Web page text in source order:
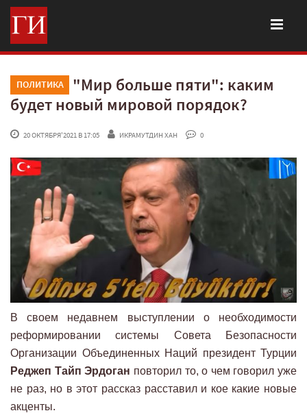
ПОЛИТИКА
"Мир больше пяти": каким
будет новый мировой порядок?
20 ОКТЯБРЯ'2021 В 17:05 ИКРАМУТДИН ХАН 0
В своем недавнем выступлении о необходимости
реформировании системы Совета Безопасности
Организации Объединенных Наций президент Турции
Реджеп Тайп Эрдоган повторил то, о чем говорил уже
не раз, но в этот рассказ расставил и кое какие новые
акценты.